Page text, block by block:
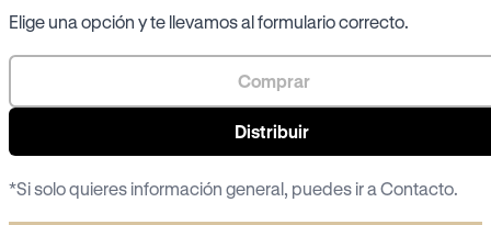
Elige una opción y te llevamos al formulario correcto.
Comprar
Distribuir
*Si solo quieres información general, puedes ir aContacto.